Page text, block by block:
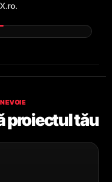
proiectul tău